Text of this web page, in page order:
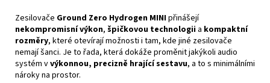
Zesilovače Ground Zero Hydrogen MINIpřinášejí
nekompromisní výkon, špičkovou technologii a kompaktní
rozměry, které otevírají možnosti i tam, kde jiné zesilovače
nemají šanci. Je to řada, která dokáže proměnit jakýkoli audio
systém vvýkonnou, precizně hrající sestavu, a to s minimálními
nároky na prostor.